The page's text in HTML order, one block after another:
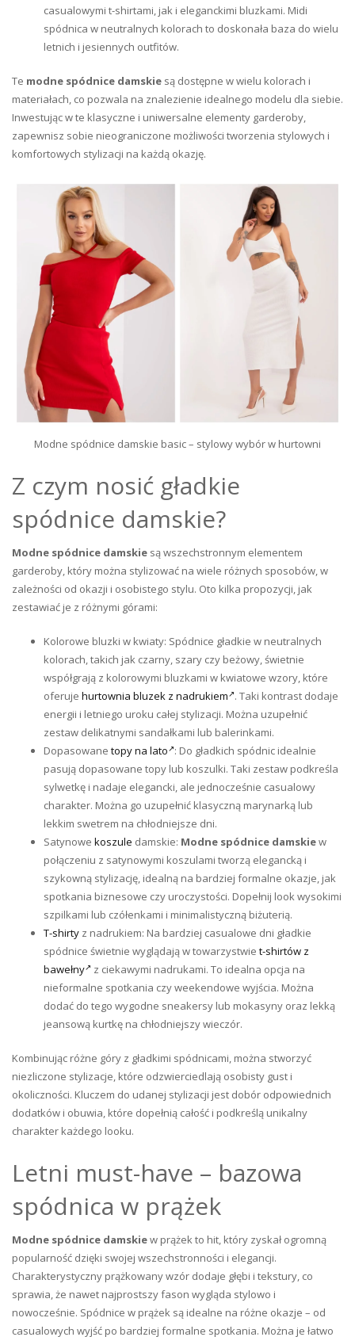
casualowymi t-shirtami, jak i eleganckimi bluzkami. Midi
spódnica w neutralnych kolorach to doskonała baza do wielu
letnich i jesiennych outfitów.
Te modne spódnice damskie są dostępne w wielu kolorach i
materiałach, co pozwala na znalezienie idealnego modelu dla siebie.
Inwestując w te klasyczne i uniwersalne elementy garderoby,
zapewnisz sobie nieograniczone możliwości tworzenia stylowych i
komfortowych stylizacji na każdą okazję.
Modne spódnice damskie basic – stylowy wybór w hurtowni
Z czym nosić gładkie
spódnice damskie?
Modne spódnice damskie są wszechstronnym elementem
garderoby, który można stylizować na wiele różnych sposobów, w
zależności od okazji i osobistego stylu. Oto kilka propozycji, jak
zestawiać je z różnymi górami:
Kolorowe bluzki w kwiaty: Spódnice gładkie w neutralnych
kolorach, takich jak czarny, szary czy beżowy, świetnie
współgrają z kolorowymi bluzkami w kwiatowe wzory, które
oferuje hurtownia bluzek z nadrukiem . Taki kontrast dodaje
energii i letniego uroku całej stylizacji. Można uzupełnić
zestaw delikatnymi sandałkami lub balerinkami.
Dopasowane topy na lato : Do gładkich spódnic idealnie
pasują dopasowane topy lub koszulki. Taki zestaw podkreśla
sylwetkę i nadaje elegancki, ale jednocześnie casualowy
charakter. Można go uzupełnić klasyczną marynarką lub
lekkim swetrem na chłodniejsze dni.
Satynowe koszule damskie: Modne spódnice damskiew
połączeniu z satynowymi koszulami tworzą elegancką i
szykowną stylizację, idealną na bardziej formalne okazje, jak
spotkania biznesowe czy uroczystości. Dopełnij look wysokimi
szpilkami lub czółenkami i minimalistyczną biżuterią.
T-shirty z nadrukiem: Na bardziej casualowe dni gładkie
spódnice świetnie wyglądają w towarzystwie t-shirtów z
bawełny
z ciekawymi nadrukami. To idealna opcja na
nieformalne spotkania czy weekendowe wyjścia. Można
dodać do tego wygodne sneakersy lub mokasyny oraz lekką
jeansową kurtkę na chłodniejszy wieczór.
Kombinując różne góry z gładkimi spódnicami, można stworzyć
niezliczone stylizacje, które odzwierciedlają osobisty gust i
okoliczności. Kluczem do udanej stylizacji jest dobór odpowiednich
dodatków i obuwia, które dopełnią całość i podkreślą unikalny
charakter każdego looku.
Letni must-have – bazowa
spódnica w prążek
Modne spódnice damskiew prążek to hit, który zyskał ogromną
popularność dzięki swojej wszechstronności i elegancji.
Charakterystyczny prążkowany wzór dodaje głębi i tekstury, co
sprawia, że nawet najprostszy fason wygląda stylowo i
nowocześnie. Spódnice w prążek są idealne na różne okazje – od
casualowych wyjść po bardziej formalne spotkania. Można je łatwo